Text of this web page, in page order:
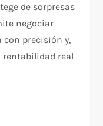
de sorpresas
negociar
precisión y,
rentabilidad real